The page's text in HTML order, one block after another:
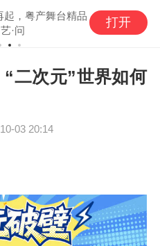
起，粤产舞台精品
·问
打开
二次元”世界如何
03 20:14